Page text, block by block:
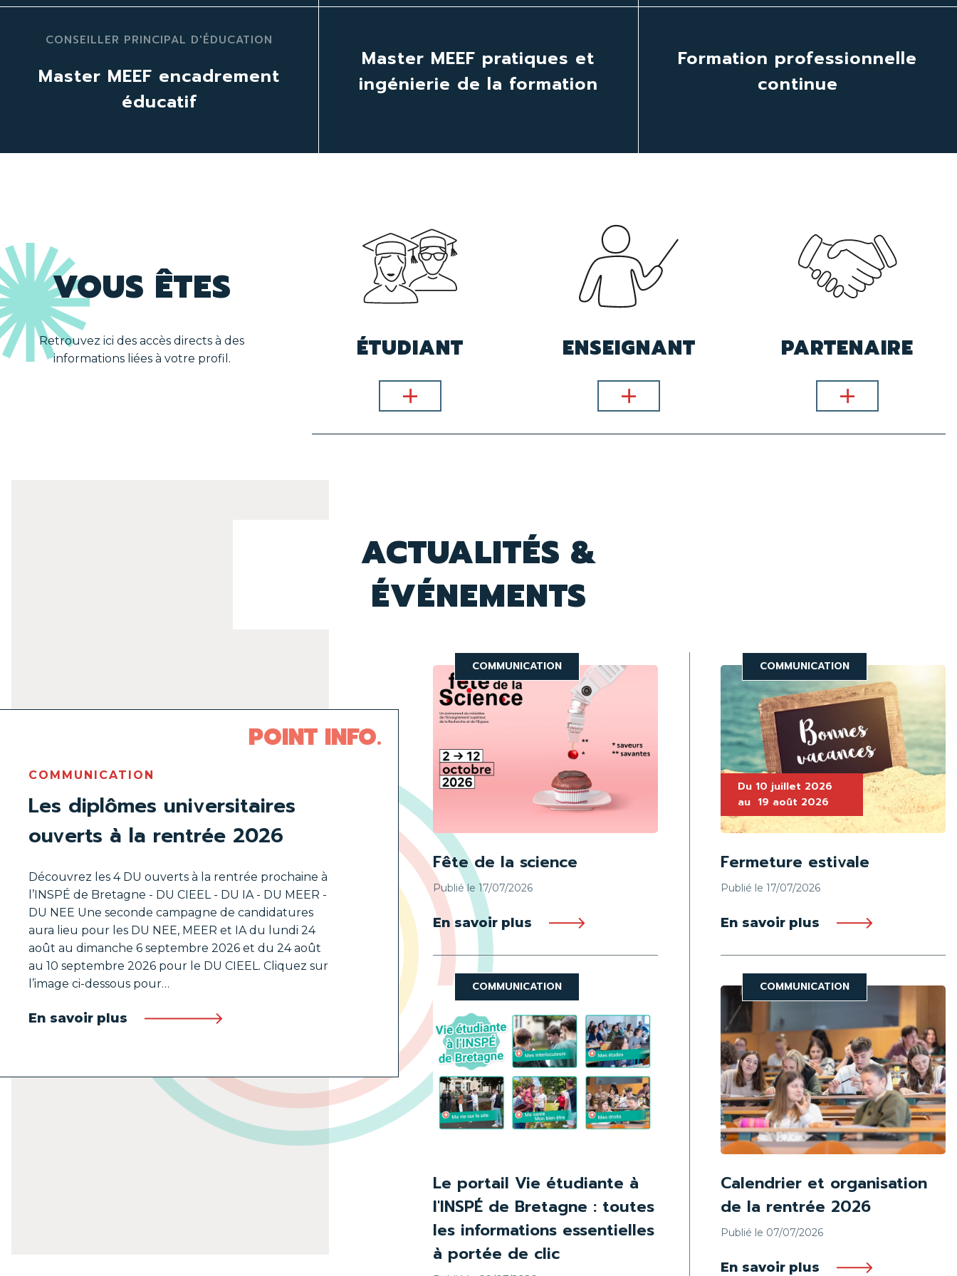
d'études
des acquis - VAE, VES et VAPP
CONSEILLER PRINCIPAL D'ÉDUCATION
Master MEEF encadrement
éducatif
Master MEEF pratiques et
ingénierie de la formation
Formation professionnelle
continue
VOUS ÊTES
Retrouvez ici des accès directs à des
informations liées à votre profil.
ÉTUDIANT ENSEIGNANT PARTENAIRE
ACTUALITÉS &
ÉVÉNEMENTS
POINT INFO
COMMUNICATION
Les diplômes universitaires
ouverts à la rentrée 2026
Découvrez les 4 DU ouverts à la rentrée prochaine à
l’INSPÉ de Bretagne - DU CIEEL - DU IA - DU MEER -
DU NEE Une seconde campagne de candidatures
aura lieu pour les DU NEE, MEER et IA du lundi 24
août au dimanche 6 septembre 2026 et du 24 août
au 10 septembre 2026 pour le DU CIEEL. Cliquez sur
l’image ci-dessous pour…
En savoir plus
COMMUNICATION
Fête de la science
Publié le 17/07/2026
En savoir plus
COMMUNICATION
Du 10 juillet 2026
au 19 août 2026
Fermeture estivale
Publié le 17/07/2026
En savoir plus
COMMUNICATION
Le portail Vie étudiante à
l'INSPÉ de Bretagne : toutes
les informations essentielles
à portée de clic
COMMUNICATION
Calendrier et organisation
de la rentrée 2026
Publié le 07/07/2026
En savoir plus